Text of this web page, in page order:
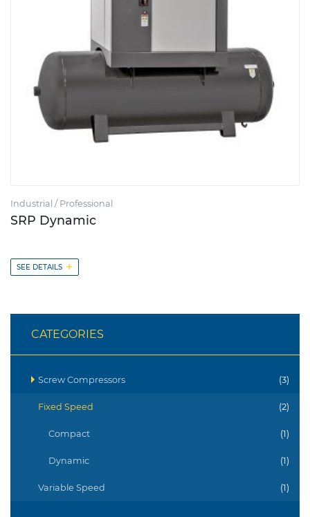
CATEGORIES
Screw Compressors (3)
Fixed Speed (2)
Compact (1)
Dynamic (1)
Variable Speed (1)
Industrial / Professional
SRP Dynamic
SEE DETAILS +